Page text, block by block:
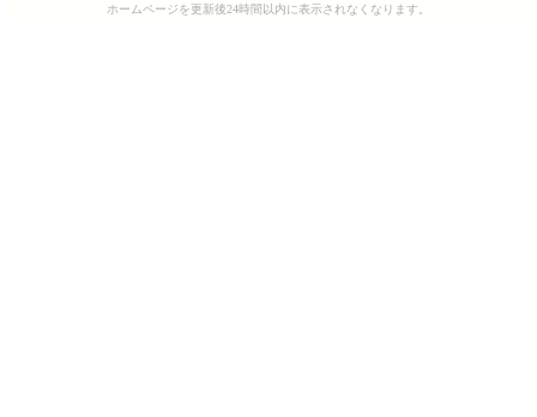
ホームページを更新後24時間以内に表示されなくなります。